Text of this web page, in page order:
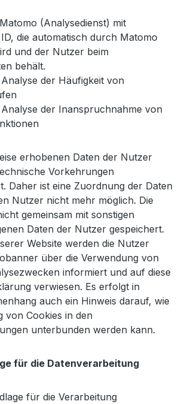
(Analysedienst) mit
die automatisch durch Matomo
und der Nutzer beim
behält.
der Häufigkeit von
der Inanspruchnahme von
erhobenen Daten der Nutzer
Vorkehrungen
Daher ist eine Zuordnung der Daten
Nutzer nicht mehr möglich. Die
gemeinsam mit sonstigen
Daten der Nutzer gespeichert.
Website werden die Nutzer
über die Verwendung von
informiert und auf diese
verwiesen. Es erfolgt in
auch ein Hinweis darauf, wie
von Cookies in den
unterbunden werden kann.
für die Datenverarbeitung
für die Verarbeitung